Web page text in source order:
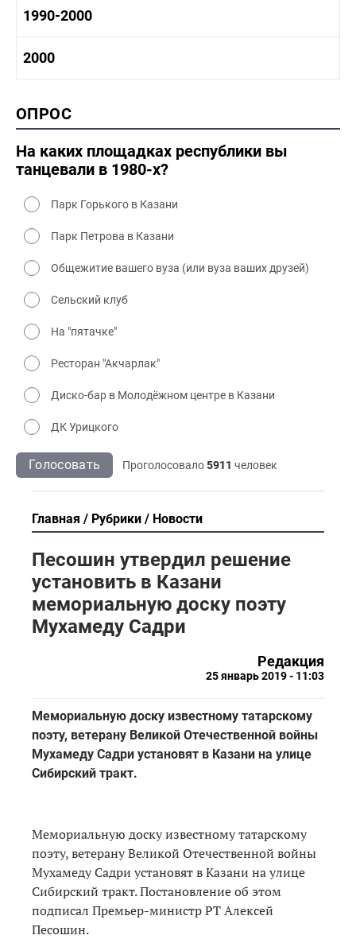
1970 - 1980 быт
1980 -1990 история
1980-1990 культура
1990-2000
1990-2000 культура
2000
2000 промышленность
2000 культура
ОПРОС
На каких площадках республики вы
танцевали в 1980-х?
Парк Горького в Казани
Парк Петрова в Казани
Общежитие вашего вуза (или вуза ваших друзей)
Сельский клуб
На "пятачке"
Ресторан "Акчарлак"
Диско-бар в Молодёжном центре в Казани
ДК Урицкого
Голосовать Проголосовало5911 человек
Главная Рубрики Новости
Песошин утвердил решение
установить в Казани
мемориальную доску поэту
Мухамеду Садри
Редакция
25 январь 2019 - 11:03
Мемориальную доску известному татарскому
поэту, ветерану Великой Отечественной войны
Мухамеду Садри установят в Казани на улице
Сибирский тракт.
Мемориальную доску известному татарскому
поэту, ветерану Великой Отечественной войны
Мухамеду Садри установят в Казани на улице
Сибирский тракт. Постановление об этом
подписал Премьер-министр РТ Алексей
Песошин.